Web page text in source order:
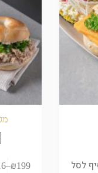
לסל ₪199
–